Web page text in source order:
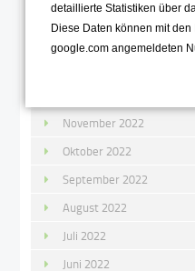
November 2022
Oktober 2022
September 2022
August 2022
Juli 2022
Juni 2022
detaillierte Statistiken über
Diese Daten können mit
google.com angemeldeten